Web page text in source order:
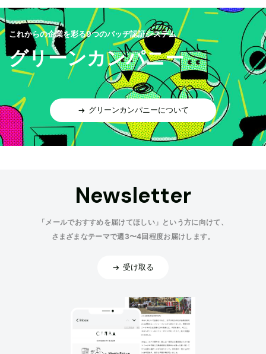
これからの企業を彩る9つのバッヂ認証システム
グリーンカンパニー
グリーンカンパニーについて
Newsletter
「メールでおすすめを届けてほしい」という方に向けて、
さまざまなテーマで週3〜4回程度お届けします。
受け取る